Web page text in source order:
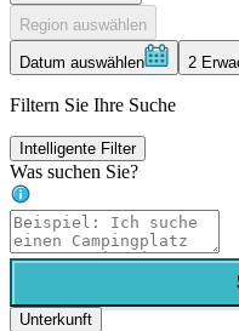
Region auswählen
Datum auswählen 2
Filtern Sie Ihre Suche
Intelligente Filter
Was suchen Sie?
Unterkunft